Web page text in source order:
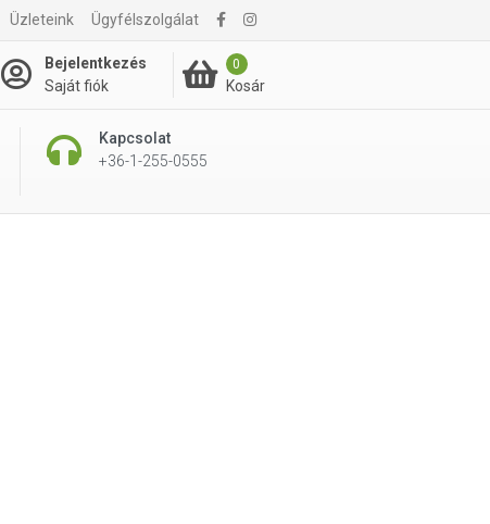
Üzleteink Ügyfélszolgálat
Bejelentkezés
Saját fiók
0
Kosár
Kapcsolat
+36-1-255-0555